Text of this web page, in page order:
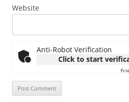
Website
Anti-Robot Verification
Click to start